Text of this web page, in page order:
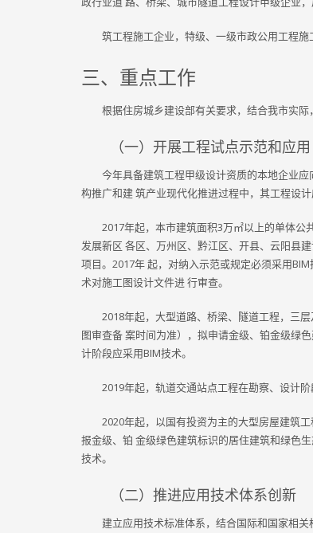
筑工程施工企业，特级、一级市政公用工程
三、重点工作
根据住房城乡建设部有关要求，结合我市实际
（一）开展工程试点示范和应用
今年具备建筑工程甲级设计资质的本地企业
构推广和建 筑产业现代化推进过程中，其工程设
2017年起，本市建筑面积3万㎡以上的单体
发展新区 各区、万州区、黔江区、开县、云阳县
项目。2017年 起，对纳入示范或规定必须采用
术对施工图设计文件进 行审查。
2018年起，大型道路、桥梁、隧道工程，三
图审查备 案时间为准），拟申请金级、铂金级绿
计阶段应采用BIM技术。
2019年起，轨道交通站点工程在勘察、设计阶
2020年起，以国有投资为主的大型房屋建筑
报金级、铂 金级绿色建筑标识的居住建筑和绿色
技术。
（二）推进应用技术体系创新
建立应用技术标准体系，结合国际和国家相